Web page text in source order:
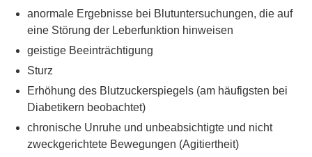
anormale Ergebnisse bei Blutuntersuchungen, die auf
eine Störung der Leberfunktion hinweisen
geistige Beeinträchtigung
Sturz
Erhöhung des Blutzuckerspiegels (am häufigsten bei
Diabetikern beobachtet)
chronische Unruhe und unbeabsichtigte und nicht
zweckgerichtete Bewegungen (Agitiertheit)